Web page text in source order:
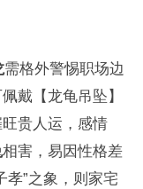
需格外警惕职场边
戴【龙龟吊坠】
贵人运，感情
相害，易因性格差
孝”之象，则家宅